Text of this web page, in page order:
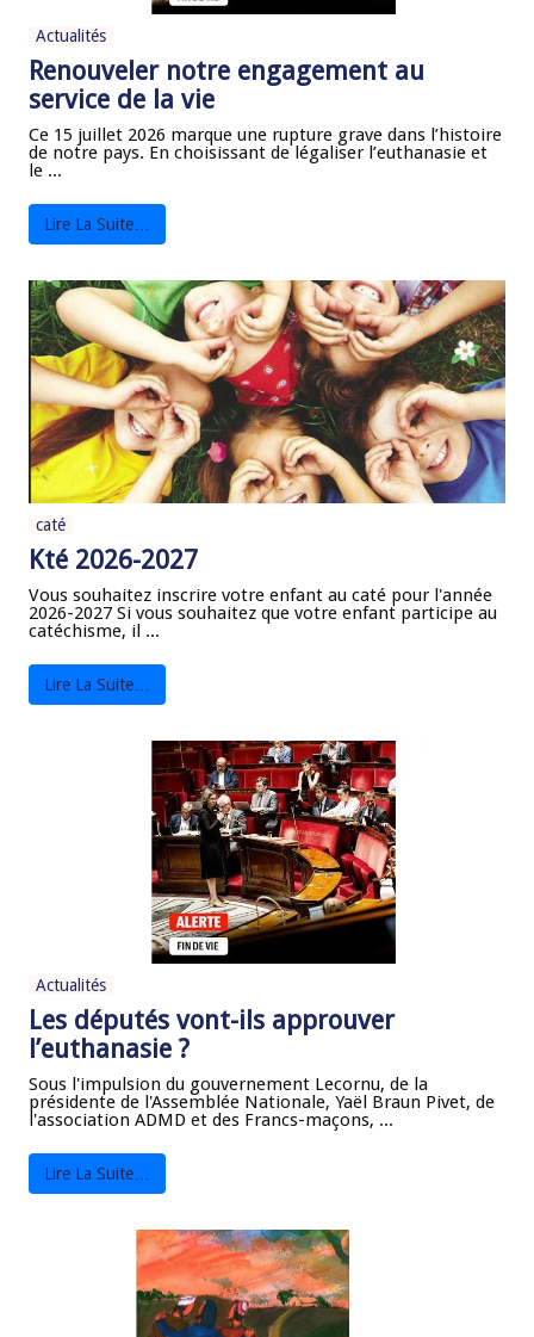
Actualités
Renouveler notre engagement au
service de la vie
Ce 15 juillet 2026 marque une rupture grave dans l’histoire
de notre pays. En choisissant de légaliser l’euthanasie et
le ...
Lire La Suite…
caté
Kté 2026-2027
Vous souhaitez inscrire votre enfant au caté pour l'année
2026-2027 Si vous souhaitez que votre enfant participe au
catéchisme, il ...
Lire La Suite…
Actualités
Les députés vont-ils approuver
l’euthanasie ?
Sous l'impulsion du gouvernement Lecornu, de la
présidente de l'Assemblée Nationale, Yaël Braun Pivet, de
l'association ADMD et des Francs-maçons, ...
Lire La Suite…